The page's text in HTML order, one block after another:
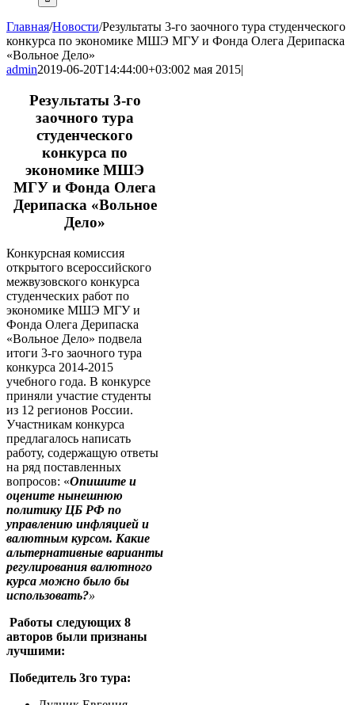
Главная/Новости/Результаты 3-го заочного тура студенческого
конкурса по экономике МШЭ МГУ и Фонда Олега Дерипаска
«Вольное Дело»
admin2019-06-20T14:44:00+03:002 мая 2015|
Результаты 3-го
заочного тура
студенческого
конкурса по
экономике МШЭ
МГУ и Фонда Олега
Дерипаска «Вольное
Дело»
Конкурсная комиссия
открытого всероссийского
межвузовского конкурса
студенческих работ по
экономике МШЭ МГУ и
Фонда Олега Дерипаска
«Вольное Дело» подвела
итоги 3-го заочного тура
конкурса 2014-2015
учебного года. В конкурсе
приняли участие студенты
из 12 регионов России.
Участникам конкурса
предлагалось написать
работу, содержащую ответы
на ряд поставленных
вопросов: «Опишите и
оцените нынешнюю
политику ЦБ РФ по
управлению инфляцией и
валютным курсом. Какие
альтернативные варианты
регулирования валютного
курса можно было бы
использовать?»
Работы следующих 8
авторов были признаны
лучшими:
Победитель 3го тура: